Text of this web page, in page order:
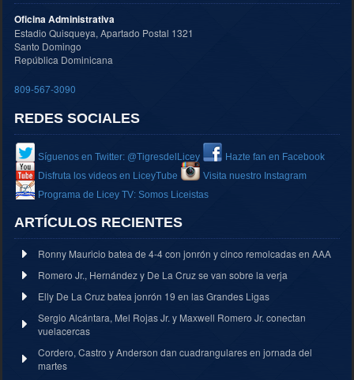
Oficina Administrativa
Estadio Quisqueya, Apartado Postal 1321
Santo Domingo
República Dominicana
809-567-3090
REDES SOCIALES
Síguenos en Twitter: @TigresdelLicey
Hazte fan en Facebook
Disfruta los videos en LiceyTube
Visita nuestro Instagram
Programa de Licey TV: Somos Liceistas
ARTÍCULOS RECIENTES
Ronny Mauricio batea de 4-4 con jonrón y cinco remolcadas en AAA
Romero Jr., Hernández y De La Cruz se van sobre la verja
Elly De La Cruz batea jonrón 19 en las Grandes Ligas
Sergio Alcántara, Mel Rojas Jr. y Maxwell Romero Jr. conectan
vuelacercas
Cordero, Castro y Anderson dan cuadrangulares en jornada del
martes